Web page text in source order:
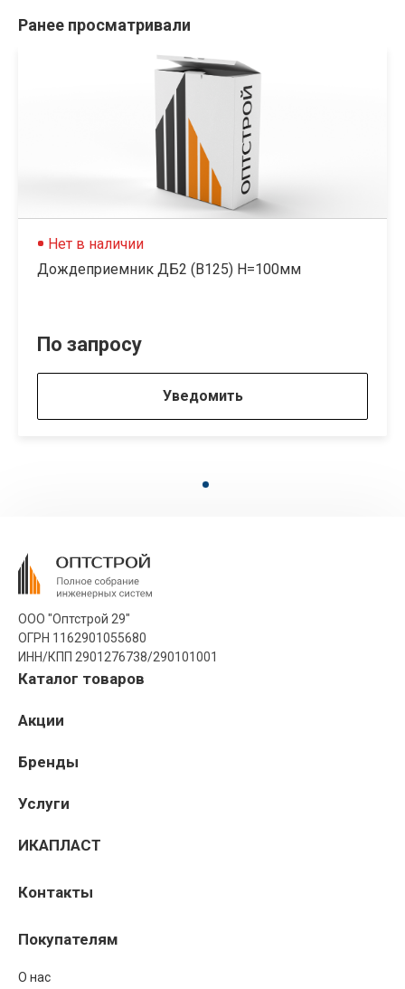
Ранее просматривали
Нет в наличии
Дождеприемник ДБ2 (В125) H=100мм
По запросу
Уведомить
ООО "Оптстрой 29"
ОГРН 1162901055680
ИНН/КПП 2901276738/290101001
Каталог товаров
Акции
Бренды
Услуги
ИКАПЛАСТ
Контакты
Покупателям
О нас